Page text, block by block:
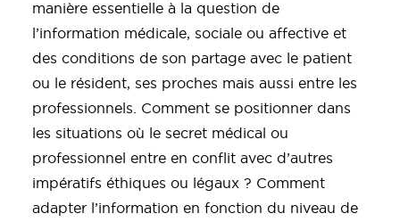
manière essentielle à la question de
l’information médicale, sociale ou affective et
des conditions de son partage avec le patient
ou le résident, ses proches mais aussi entre les
professionnels. Comment se positionner dans
les situations où le secret médical ou
professionnel entre en conflit avec d’autres
impératifs éthiques ou légaux ? Comment
adapter l’information en fonction du niveau de